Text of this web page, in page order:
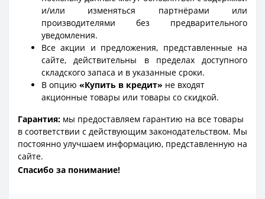
и/или изменяться партнёрами или
производителями без предварительного
уведомления.
Все акции и предложения, представленные на
сайте, действительны в пределах доступного
складского запаса и в указанные сроки.
В опцию «Купить в кредит» не входят
акционные товары или товары со скидкой.
Гарантия: мы предоставляем гарантию на все товары
в соответствии с действующим законодательством. Мы
постоянно улучшаем информацию, представленную на
сайте.
Спасибо за понимание!